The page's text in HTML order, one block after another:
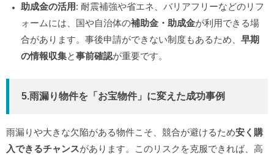
助成金の活用: 耐震補強や省エネ、バリアフリーなどのリフ
ォームには、国や自治体の補助金・助成金が利用できる場
合があります。事後申請ができない制度もあるため、 早期
の情報収集と事前確認が重要です。
5.雨漏り物件を「お宝物件」 に変えた成功事例
雨漏りや大きな欠陥がある物件こそ、競合が避けるため安く購
入できるチャンスがあります。このリスクを克服できれば、高